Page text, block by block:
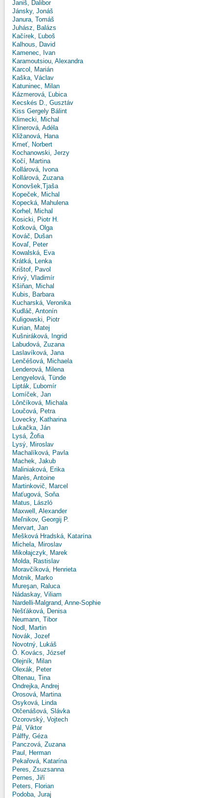
Janiš, Dalibor
Jánsky, Jonáš
Janura, Tomáš
Juhász, Balázs
Kačírek, Ľuboš
Kalhous, David
Kamenec, Ivan
Karamoutsiou, Alexandra
Karcol, Marián
Kaška, Václav
Katuninec, Milan
Kázmerová, Ľubica
Kecskés D., Gusztáv
Kiss Gergely Bálint
Klimecki, Michal
Klinerová, Adéla
Kližanová, Hana
Kmeť, Norbert
Kochanowski, Jerzy
Kočí, Martina
Kollárová, Ivona
Kollárová, Zuzana
Konovšek,Tjaša
Kopeček, Michal
Kopecká, Mahulena
Korhel, Michal
Kosicki, Piotr H.
Kotková, Olga
Kováč, Dušan
Kovaľ, Peter
Kowalská, Eva
Krátká, Lenka
Krištof, Pavol
Krivý, Vladimír
Kšiňan, Michal
Kubis, Barbara
Kucharská, Veronika
Kudláč, Antonín
Kuligowski, Piotr
Kurian, Matej
Kušniráková, Ingrid
Labudová, Zuzana
Laslavíková, Jana
Lenčéšová, Michaela
Lenderová, Milena
Lengyelová, Tünde
Lipták, Ľubomír
Lomíček, Jan
Lônčíková, Michala
Loučová, Petra
Lovecky, Katharina
Lukačka, Ján
Lysá, Žofia
Lysý, Miroslav
Machalíková, Pavla
Machek, Jakub
Maliniaková, Erika
Marès, Antoine
Martinkovič, Marcel
Maťugová, Soňa
Matus, László
Maxwell, Alexander
Meľnikov, Georgij P.
Mervart, Jan
Mešková Hradská, Katarína
Michela, Miroslav
Mikołajczyk, Marek
Molda, Rastislav
Moravčíková, Henrieta
Motnik, Marko
Mureşan, Raluca
Nádaskay, Viliam
Nardelli-Malgrand, Anne-Sophie
Nešťáková, Denisa
Neumann, Tibor
Nodl, Martin
Novák, Jozef
Novotný, Lukáš
Ö. Kovács, József
Olejník, Milan
Olexák, Peter
Oltenau, Tina
Ondrejka, Andrej
Orosová, Martina
Osyková, Linda
Otčenášová, Slávka
Ozorovský, Vojtech
Pál, Viktor
Pálffy, Géza
Panczová, Zuzana
Paul, Herman
Pekařová, Katarína
Peres, Zsuzsanna
Pernes, Jiří
Peters, Florian
Podoba, Juraj